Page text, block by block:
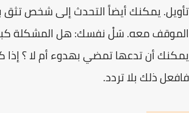
تأويل. يمكنك أيضاً التحدث إلى شخص
الموقف معه. سَلْ نفسك: هل المشكلة
يمكنك أن تدعها تمضي بهدوء أم لا ؟ إذا
فافعل ذلك بلا تردد.